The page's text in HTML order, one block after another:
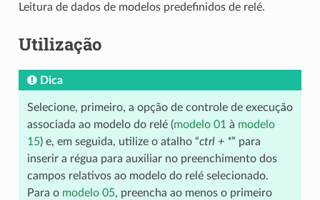
Leitura de dados de modelos predefinidos de relé.
Utilização
Dica
Selecione, primeiro, a opção de controle de execução
associada ao modelo do relé (modelo 01 à modelo
15) e, em seguida, utilize o atalho “ctrl + *” para
inserir a régua para auxiliar no preenchimento dos
campos relativos ao modelo do relé selecionado.
Para o modelo 05, preencha ao menos o primeiro